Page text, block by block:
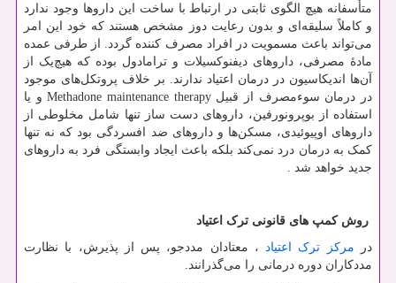
متأسفانه هیچ الگوی ثابتی در ارتباط با ساخت این داروها وجود ندارد
و کاملاً سلیقه‌ای و بدون رعایت دوز مشخص هستند که خود این امر
می‌تواند باعث مسمویت در افراد مصرف کننده گردد. از طرفی عمده
مادۀ مصرفی، داروهای دیفنوکسیلات و ترامادول بوده که هیچ‌یک از
آن‌ها اندیکاسیون در درمان اعتیاد ندارند. بر خلاف پروتکل‌های موجود
در درمان سوءمصرف از قبیل Methadone maintenance therapy و یا
استفاده از بوپرونورفین، داروهای دست ساز تنها شامل مخلوطی از
داروهای اوپیوئیدی، مسکن‌ها و داروهای ضد افسردگی بود که نه تنها
کمک به درمان درد نمی‌کند بلکه باعث ایجاد وابستگی فرد به داروهای
جدید خواهد شد
روش کمپ های قانونی ترک اعتیاد
در مرکز ترک اعتیاد
، معتادان مددجو، پس از پذیرش، با نظارت
مددکاران دوره درمانی را می‌گذرانند.